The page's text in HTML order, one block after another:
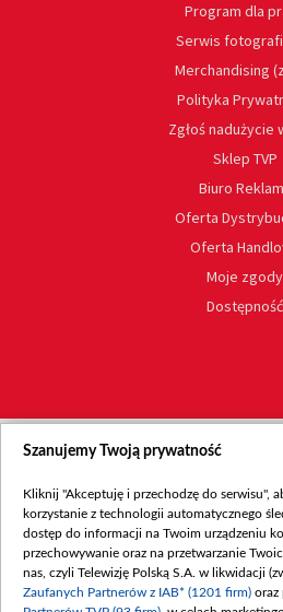
Program dla
Serwis
Merchandising
Polityka
Zgłoś nadużycie
Sklep TVP
Biuro
Oferta
Oferta
Moje zgody
Dostępność
Szanujemy Twoją prywatność
Kliknij "Akceptuję i przechodzę do serwisu",
korzystanie z technologii automatycznego
dostęp do informacji na Twoim urządzeniu
przechowywanie oraz na przetwarzanie
nas, czyli Telewizję Polską S.A. w likwidacji
Zaufanych Partnerów z IAB* (1201 firm) oraz